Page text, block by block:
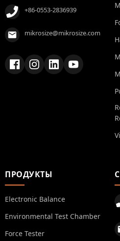
+86-0553-2836939
mikrosize@mikrosize.com
ПРОДУКТЫ
Electronic Balance
Environmental Test Chamber
Force Tester